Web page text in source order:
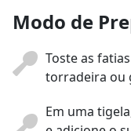
Modo de
Toste as
torradeira ou
Em uma